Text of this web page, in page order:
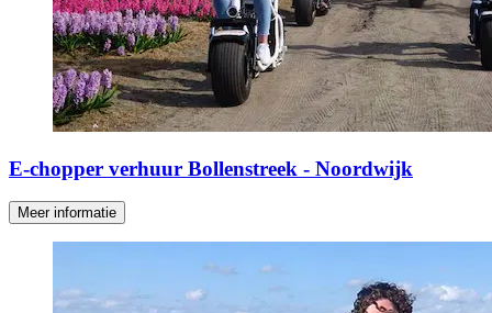
E-chopper verhuur Bollenstreek - Noordwijk
Meer informatie